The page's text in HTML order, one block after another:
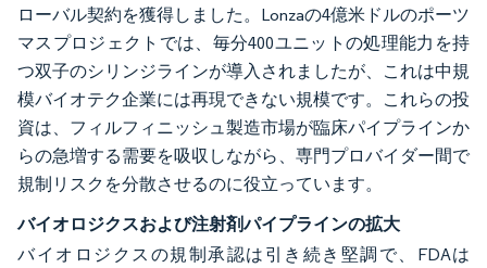
ローバル契約を獲得しました。Lonzaの4億米ドルのポーツ
マスプロジェクトでは、毎分400ユニットの処理能力を持
つ双子のシリンジラインが導入されましたが、これは中規
模バイオテク企業には再現できない規模です。これらの投
資は、フィルフィニッシュ製造市場が臨床パイプラインか
らの急増する需要を吸収しながら、専門プロバイダー間で
規制リスクを分散させるのに役立っています。
バイオロジクスおよび注射剤パイプラインの拡大
バイオロジクスの規制承認は引き続き堅調で、FDAは